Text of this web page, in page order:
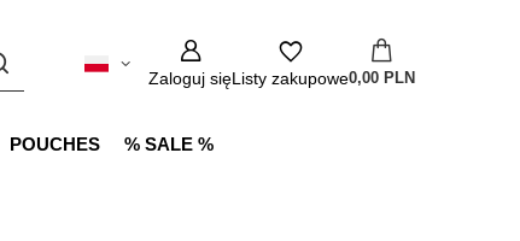
Zaloguj sięListy zakupowe0,00 PLN
POUCHES % SALE %